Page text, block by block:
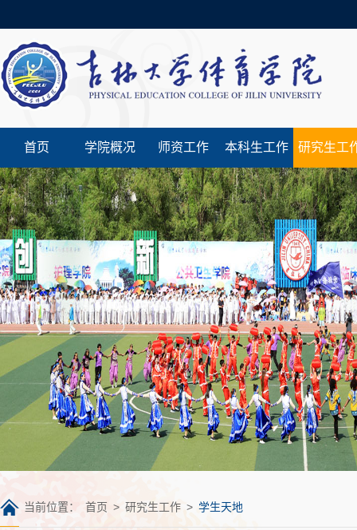
首页 学院概况 师资工作 本科生工作 研究生工
当前位置： 首页 > 研究生工作 > 学生天地